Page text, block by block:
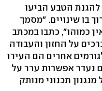
הטבע הביעו
בו שינויים. "מסמך
כמוהו", כתבו במכתב
על החזון והעבודה
אחרים הם העירו
נעדר אפשרות ערר על
תכנוני מנותק